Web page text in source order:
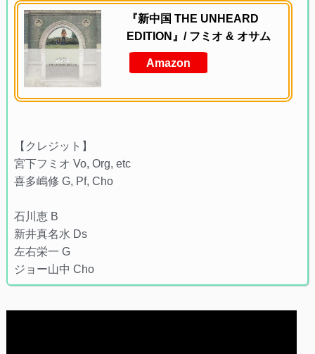
『新中国 THE UNHEARD
EDITION』/ フミオ & オサム
Amazon
【クレジット】
宮下フミオ Vo, Org, etc
喜多嶋修 G, Pf, Cho
石川恵 B
新井真名水 Ds
左右栄一 G
ジョー山中 Cho